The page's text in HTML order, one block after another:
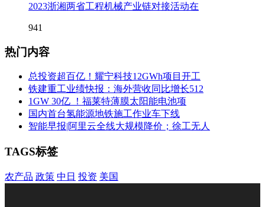
2023浙湘两省工程机械产业链对接活动在
941
热门内容
总投资超百亿！耀宁科技12GWh项目开工
铁建重工业绩快报：海外营收同比增长512
1GW 30亿 ！福莱特薄膜太阳能电池项
国内首台氢能源地铁施工作业车下线
智能早报|阿里云全线大规模降价；徐工无人
TAGS标签
农产品 政策 中日 投资 美国